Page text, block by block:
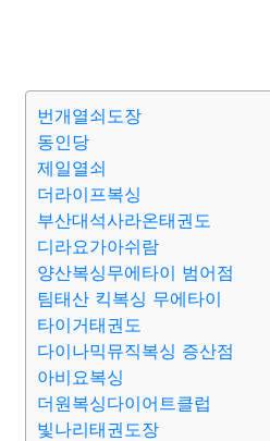
번개열쇠도장
동인당
제일열쇠
더라이프복싱
부산대석사라온태권도
디라요가아쉬람
양산복싱무에타이 범어점
팀태산 킥복싱 무에타이
타이거태권도
다이나믹뮤직복싱 증산점
아비요복싱
더원복싱다이어트클럽
빛나리태권도장